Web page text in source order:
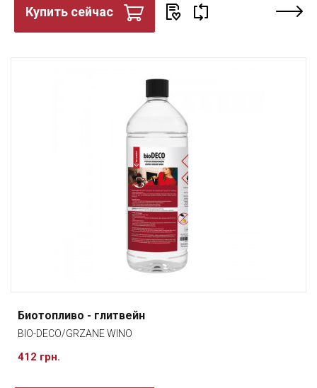
Купить сейчас
Биотопливо - глитвейн
BIO-DECO/GRZANE WINO
412 грн.